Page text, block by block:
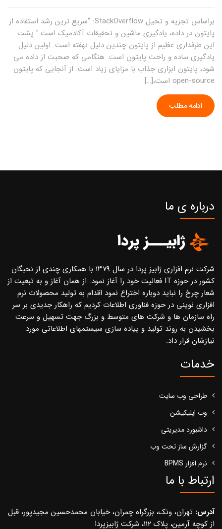
براساس تجزیه و تحیل StackOverflow: “سریع ترین رشد استفاده از
پایتون در داده، یادگیری ماشین و تحقیقات آکادمیک است.” پشت
این طرفداری عظیم از پایتون چندین دلیل نهفته است. اولین دلیل
یادگیری ساده و راحت پایتون است. هنگامی که صحبت از داده می
شود، پایتون ابزاری جذاب با مزایای زیاد است. از آنجایی که پایتون
open-source است،[…]
ادامه مطلب
درباره ی ما
شرکت نرم افزاری ژابیز پردا در سال ۱۳۷۹ با همکاری چندی از نخبگان
کشور در حوزه IT فعالیت خود را آغاز نمود. از همان آغاز و به تبعیت از
شعار چرخ را نباید دوباره اختراع نمود اقدام به تولید محصولات نرم
افزاری نوینی در حوزه فناوری اطلاعات کردیم که راهکار جدیدی بر سر
راه سازمان ها و شرکت های متوسط و بزرگ جهت تسهیل و سرعت
بخشیدن به روند تولید و پیاده سازی سیستمهای اطلاعاتی مورد
نیازشان قرار داد.
خدمات
طراحی وب سایت
وب اپلیکیشن
داشبورد مدیریتی
گزارش ساز تحت وب
نرم افزار BPMS
ارتباط با ما
آدرس: تهران، ونک، بزرگراه چمران، خیابان محمدحسین مجیدپور، قبل
از کوچه آرمین، پلاک 112، شرکت ژابیزپردا